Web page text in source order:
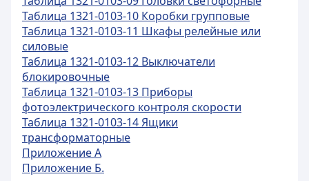
Таблица 1321-0103-10 Коробки групповые
Таблица 1321-0103-11 Шкафы релейные или
силовые
Таблица 1321-0103-12 Выключатели
блокировочные
Таблица 1321-0103-13 Приборы
фотоэлектрического контроля скорости
Таблица 1321-0103-14 Ящики
трансформаторные
Приложение А
Приложение Б.